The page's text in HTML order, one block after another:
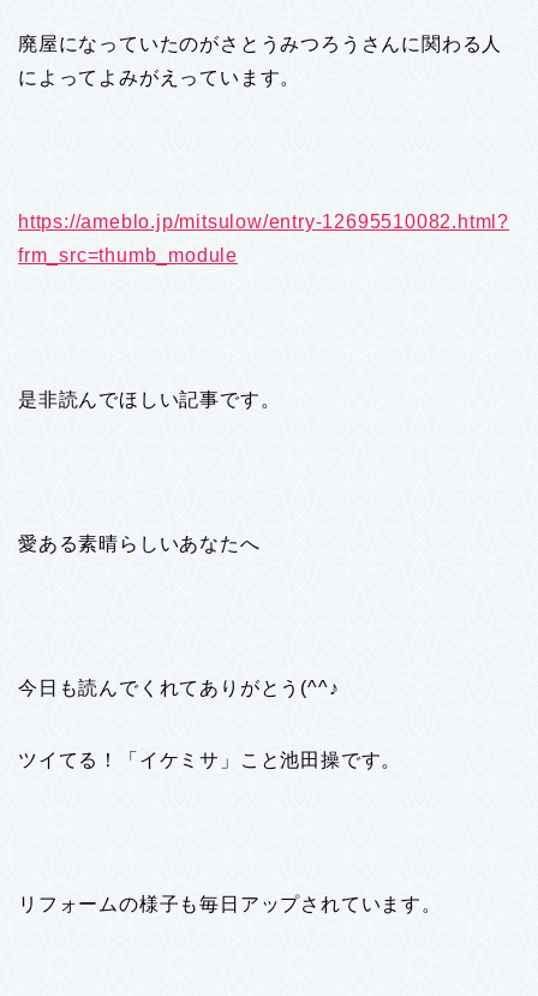
廃屋になっていたのがさとうみつろうさんに関わる人
によってよみがえっています。
https://ameblo.jp/mitsulow/entry-12695510082.html?
frm_src=thumb_module
是非読んでほしい記事です。
愛ある素晴らしいあなたへ
今日も読んでくれてありがとう(^^♪
ツイてる！「イケミサ」こと池田操です。
リフォームの様子も毎日アップされています。